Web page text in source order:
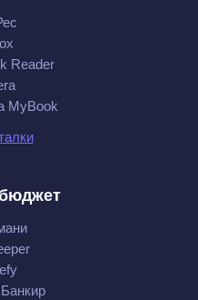
Reader
MyBook